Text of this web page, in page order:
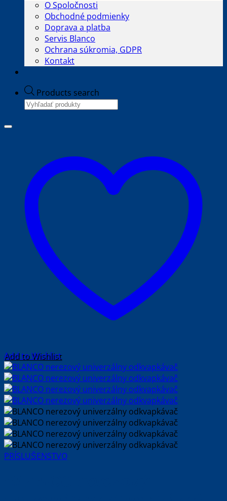
O Spoločnosti
Obchodné podmienky
Doprava a platba
Servis Blanco
Ochrana súkromia, GDPR
Kontakt
Products search
Add to Wishlist
PRÍSLUŠENSTVO